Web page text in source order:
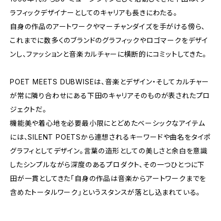
ラフィックデザイナーとしてのキャリアも長きにわたる。
自身の作品のアートワークやマーチャンダイズを手がける傍ら、
これまでに数多くのブランドのグラフィックやロゴマークをデザイ
ンし、ファッションと音楽カルチャーに横断的にコミットしてきた。
POET MEETS DUBWISEは、音楽とデザイン・そしてカルチャー
が常に隣り合わせにある下田のキャリアそのものが表されたプロ
ジェクトだ。
機能美や着心地を必要最小限にとどめたベーシックなアイテム
には、SILENT POETSから連想されるキーワードや曲名をタイポ
グラフィとしてデザイン。言葉の造形としての美しさと余白を意識
したシンプルながら深度のあるプロダクト、その一つひとつに下
田が一貫としてきた「自身の作品は音楽からアートワークまでを
含めたトータルワーク」というスタンスが落とし込まれている。